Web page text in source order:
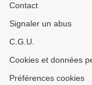
Contact
Signaler un abus
C.G.U.
Cookies et données
Préférences cookies